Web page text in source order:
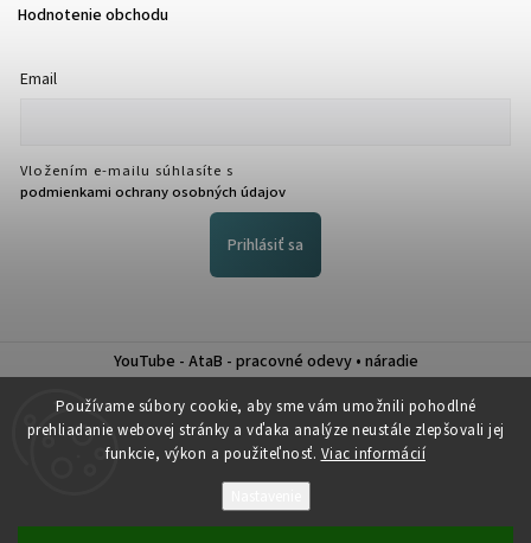
Používame súbory cookie, aby sme vám umožnili pohodlné
prehliadanie webovej stránky a vďaka analýze neustále zlepšovali jej
funkcie, výkon a použiteľnosť. Viac informácií
Hodnotenie obchodu
Email
Vložením e-mailu súhlasíte s
podmienkami ochrany osobných údajov
Prihlásiť sa
YouTube - AtaB - pracovné odevy • náradie
Nákup na splátky QUATRO